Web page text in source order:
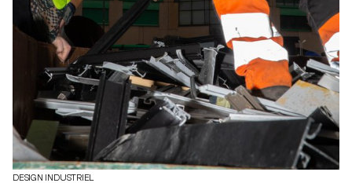
DESIGN INDUSTRIEL